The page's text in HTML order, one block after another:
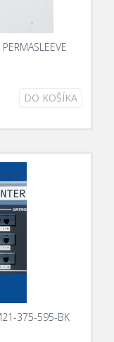
DO KOŠÍKA
375-595-BK